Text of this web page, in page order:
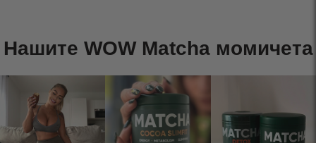
Нашите WOW Matcha момичета​